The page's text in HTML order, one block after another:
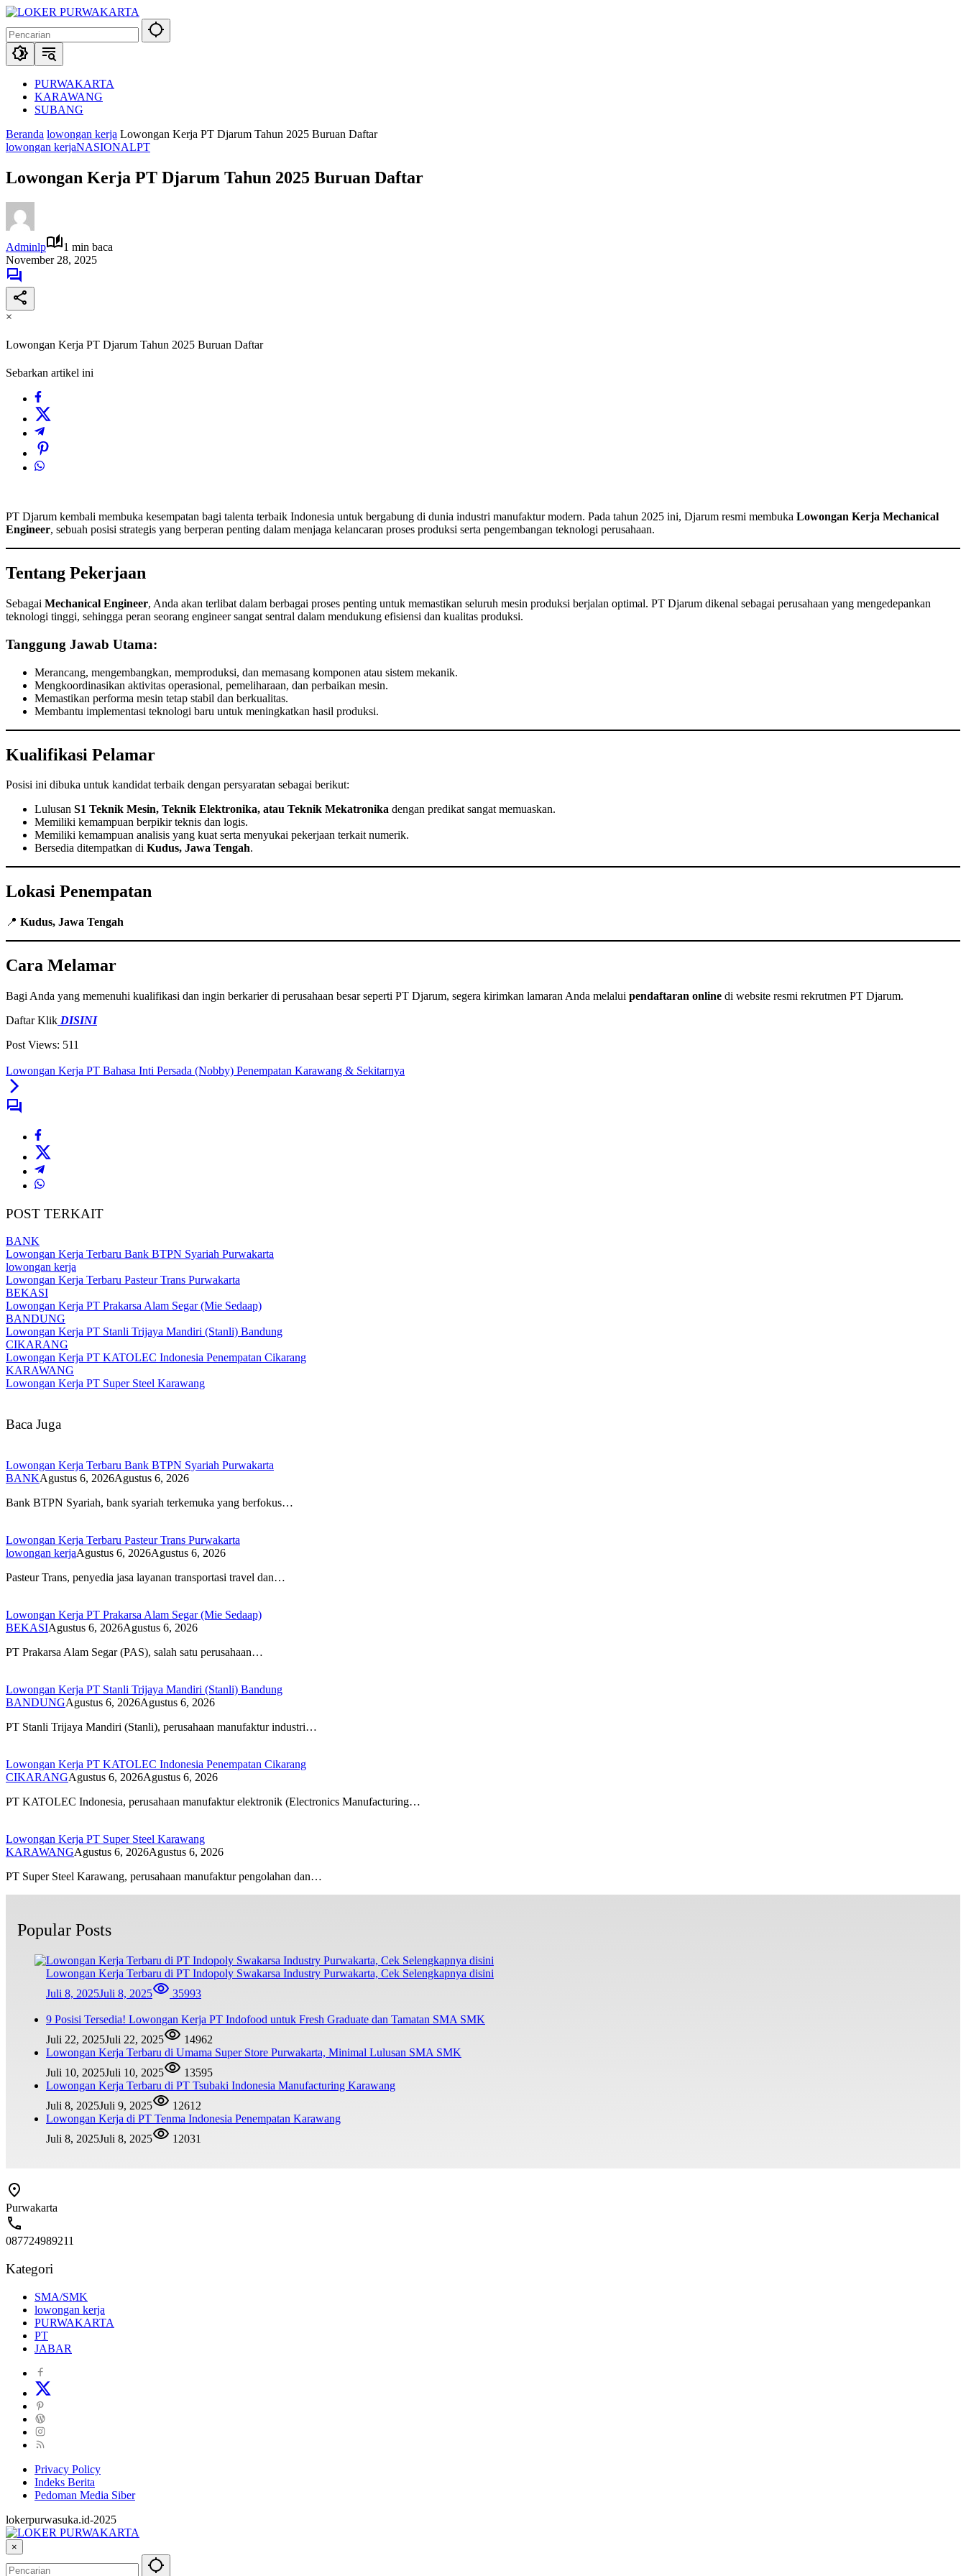
Langsung
konten
PURWAKARTA
KARAWANG
SUBANG
Beranda lowongan kerja Lowongan Kerja PT Djarum Tahun 2025 Buruan Daftar
lowongan kerjaNASIONALPT
Lowongan Kerja PT Djarum Tahun 2025 Buruan Daftar
Adminlp
1 min baca
November 28, 2025
×
Lowongan Kerja PT Djarum Tahun 2025 Buruan Daftar
Sebarkan artikel ini
PT Djarum kembali membuka kesempatan bagi talenta terbaik Indonesia untuk bergabung di dunia industri manufaktur modern. Pada tahun 2025 ini, Djarum resmi membuka Lowongan Kerja Mechanical
Engineer, sebuah posisi strategis yang berperan penting dalam menjaga kelancaran proses produksi serta pengembangan teknologi perusahaan.
Tentang Pekerjaan
Sebagai Mechanical Engineer, Anda akan terlibat dalam berbagai proses penting untuk memastikan seluruh mesin produksi berjalan optimal. PT Djarum dikenal sebagai perusahaan yang mengedepankan
teknologi tinggi, sehingga peran seorang engineer sangat sentral dalam mendukung efisiensi dan kualitas produksi.
Tanggung Jawab Utama:
Merancang, mengembangkan, memproduksi, dan memasang komponen atau sistem mekanik.
Mengkoordinasikan aktivitas operasional, pemeliharaan, dan perbaikan mesin.
Memastikan performa mesin tetap stabil dan berkualitas.
Membantu implementasi teknologi baru untuk meningkatkan hasil produksi.
Kualifikasi Pelamar
Posisi ini dibuka untuk kandidat terbaik dengan persyaratan sebagai berikut:
Lulusan S1 Teknik Mesin, Teknik Elektronika, atau Teknik Mekatronika dengan predikat sangat memuaskan.
Memiliki kemampuan berpikir teknis dan logis.
Memiliki kemampuan analisis yang kuat serta menyukai pekerjaan terkait numerik.
Bersedia ditempatkan di Kudus, Jawa Tengah.
Lokasi Penempatan
📍 Kudus, Jawa Tengah
Cara Melamar
Bagi Anda yang memenuhi kualifikasi dan ingin berkarier di perusahaan besar seperti PT Djarum, segera kirimkan lamaran Anda melalui pendaftaran online di website resmi rekrutmen PT Djarum.
Daftar Klik DISINI
Post Views: 511
Lowongan Kerja PT Bahasa Inti Persada (Nobby) Penempatan Karawang & Sekitarnya
POST TERKAIT
BANK
Lowongan Kerja Terbaru Bank BTPN Syariah Purwakarta
lowongan kerja
Lowongan Kerja Terbaru Pasteur Trans Purwakarta
BEKASI
Lowongan Kerja PT Prakarsa Alam Segar (Mie Sedaap)
BANDUNG
Lowongan Kerja PT Stanli Trijaya Mandiri (Stanli) Bandung
CIKARANG
Lowongan Kerja PT KATOLEC Indonesia Penempatan Cikarang
KARAWANG
Lowongan Kerja PT Super Steel Karawang
Baca Juga
Lowongan Kerja Terbaru Bank BTPN Syariah Purwakarta
BANKAgustus 6, 2026Agustus 6, 2026
Bank BTPN Syariah, bank syariah terkemuka yang berfokus…
Lowongan Kerja Terbaru Pasteur Trans Purwakarta
lowongan kerjaAgustus 6, 2026Agustus 6, 2026
Pasteur Trans, penyedia jasa layanan transportasi travel dan…
Lowongan Kerja PT Prakarsa Alam Segar (Mie Sedaap)
BEKASIAgustus 6, 2026Agustus 6, 2026
PT Prakarsa Alam Segar (PAS), salah satu perusahaan…
Lowongan Kerja PT Stanli Trijaya Mandiri (Stanli) Bandung
BANDUNGAgustus 6, 2026Agustus 6, 2026
PT Stanli Trijaya Mandiri (Stanli), perusahaan manufaktur industri…
Lowongan Kerja PT KATOLEC Indonesia Penempatan Cikarang
CIKARANGAgustus 6, 2026Agustus 6, 2026
PT KATOLEC Indonesia, perusahaan manufaktur elektronik (Electronics Manufacturing…
Lowongan Kerja PT Super Steel Karawang
KARAWANGAgustus 6, 2026Agustus 6, 2026
PT Super Steel Karawang, perusahaan manufaktur pengolahan dan…
Popular Posts
Lowongan Kerja Terbaru di PT Indopoly Swakarsa Industry Purwakarta, Cek Selengkapnya disini
Juli 8, 2025Juli 8, 2025 35993
9 Posisi Tersedia! Lowongan Kerja PT Indofood untuk Fresh Graduate dan Tamatan SMA SMK
Juli 22, 2025Juli 22, 2025
14962
Lowongan Kerja Terbaru di Umama Super Store Purwakarta, Minimal Lulusan SMA SMK
Juli 10, 2025Juli 10, 2025
13595
Lowongan Kerja Terbaru di PT Tsubaki Indonesia Manufacturing Karawang
Juli 8, 2025Juli 9, 2025
12612
Lowongan Kerja di PT Tenma Indonesia Penempatan Karawang
Juli 8, 2025Juli 8, 2025 12031
Purwakarta
087724989211
Kategori
SMA/SMK
lowongan kerja
PURWAKARTA
PT
JABAR
Privacy Policy
Indeks Berita
Pedoman Media Siber
lokerpurwasuka.id-2025
×